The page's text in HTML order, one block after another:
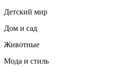
Детский мир
Дом и сад
Животные
Мода и стиль